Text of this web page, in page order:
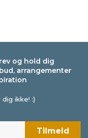
og hold dig
arrangementer
ikke! :)